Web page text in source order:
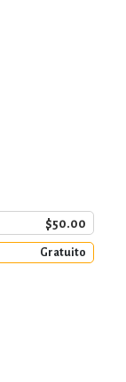
$50.00
Gratuito